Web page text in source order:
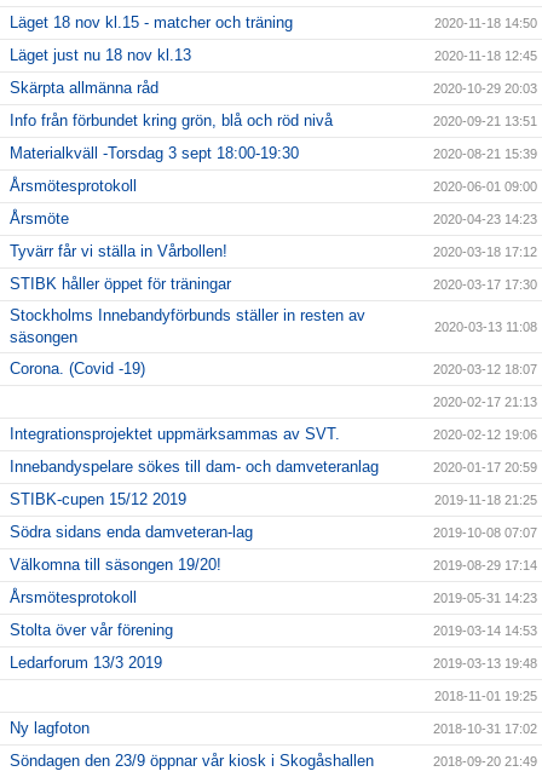
Läget 18 nov kl.15 - matcher och träning 2020-11-18 14:50
Läget just nu 18 nov kl.13 2020-11-18 12:45
Skärpta allmänna råd 2020-10-29 20:03
Info från förbundet kring grön, blå och röd nivå 2020-09-21 13:51
Materialkväll -Torsdag 3 sept 18:00-19:30 2020-08-21 15:39
Årsmötesprotokoll 2020-06-01 09:00
Årsmöte 2020-04-23 14:23
Tyvärr får vi ställa in Vårbollen! 2020-03-18 17:12
STIBK håller öppet för träningar 2020-03-17 17:30
Stockholms Innebandyförbunds ställer in resten av
säsongen
2020-03-13 11:08
Corona. (Covid -19) 2020-03-12 18:07
2020-02-17 21:13
Integrationsprojektet uppmärksammas av SVT. 2020-02-12 19:06
Innebandyspelare sökes till dam- och damveteranlag 2020-01-17 20:59
STIBK-cupen 15/12 2019 2019-11-18 21:25
Södra sidans enda damveteran-lag 2019-10-08 07:07
Välkomna till säsongen 19/20! 2019-08-29 17:14
Årsmötesprotokoll 2019-05-31 14:23
Stolta över vår förening 2019-03-14 14:53
Ledarforum 13/3 2019 2019-03-13 19:48
2018-11-01 19:25
Ny lagfoton 2018-10-31 17:02
Söndagen den 23/9 öppnar vår kiosk i Skogåshallen 2018-09-20 21:49